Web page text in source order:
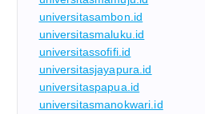
universitasambon.id
universitasmaluku.id
universitassofifi.id
universitasjayapura.id
universitaspapua.id
universitasmanokwari.id